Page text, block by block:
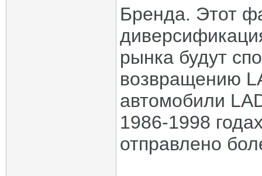
Бренда. Этот
рынка будут
возвращению
автомобили
1986-1998
отправлено